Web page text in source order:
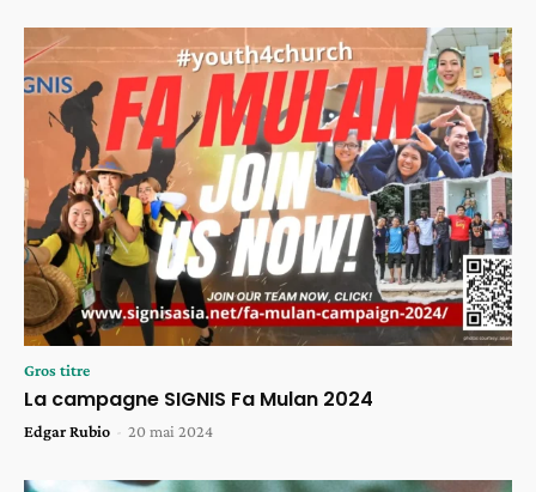
Gros titre
La campagne SIGNIS Fa Mulan 2024
Edgar Rubio - 20 mai 2024